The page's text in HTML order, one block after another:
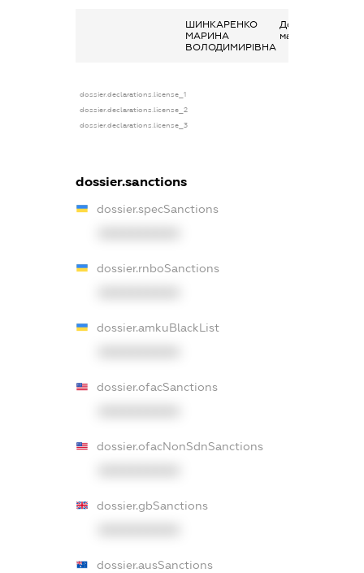
ШИНКАРЕНКО
МАРИНА
ВОЛОДИМИРІВНА
Дохід від
майна в оренду
dossier.declarations.license_1
dossier.declarations.license_2
dossier.declarations.license_3
dossier.sanctions
dossier.specSanctions
dossier.rnboSanctions
dossier.amkuBlackList
dossier.ofacSanctions
dossier.ofacNonSdnSanctions
dossier.gbSanctions
dossier.ausSanctions